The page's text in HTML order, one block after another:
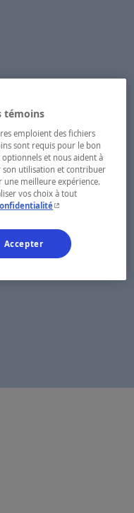
témoins
emploient des fichiers
sont requis pour le bon
et nous aident à
son utilisation et contribuer
meilleure expérience.
vos choix à tout
- Cet hyperlien
Accepter